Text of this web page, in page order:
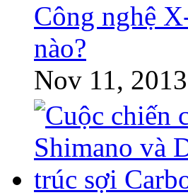
Công nghệ
nào?
Nov 11, 2013